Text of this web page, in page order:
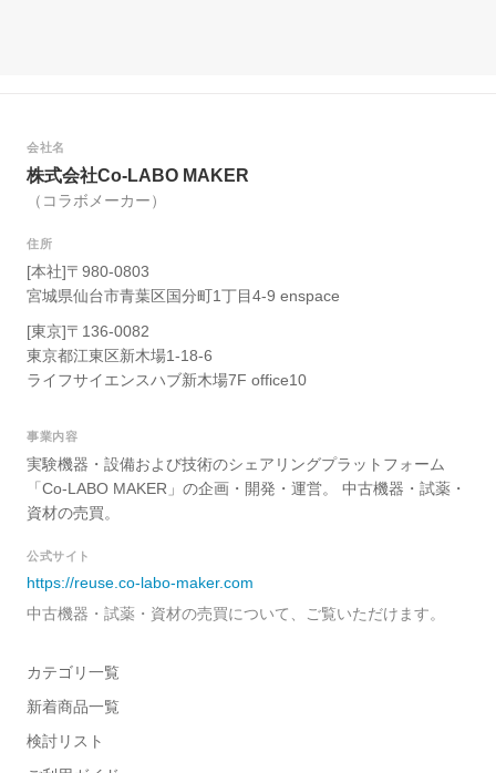
会社名
株式会社Co-LABO MAKER
（コラボメーカー）
住所
[本社]〒980-0803
宮城県仙台市青葉区国分町1丁目4-9 enspace
[東京]〒136-0082
東京都江東区新木場1-18-6
ライフサイエンスハブ新木場7F office10
事業内容
実験機器・設備および技術のシェアリングプラットフォーム
「Co-LABO MAKER」の企画・開発・運営。 中古機器・試薬・
資材の売買。
公式サイト
https://reuse.co-labo-maker.com
中古機器・試薬・資材の売買について、ご覧いただけます。
カテゴリ一覧
新着商品一覧
検討リスト